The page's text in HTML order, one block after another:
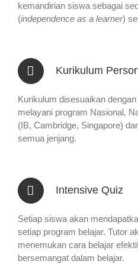
kemandirian siswa sebagai
(independence as a learner)
Kurikulum
Kurikulum disesuaikan
melayani program Nasional,
(IB, Cambridge, Singapore)
semua jenjang.
Intensive Quiz
Setiap siswa akan
setiap program belajar. Tutor
menemukan cara belajar
bersemangat dalam belajar.